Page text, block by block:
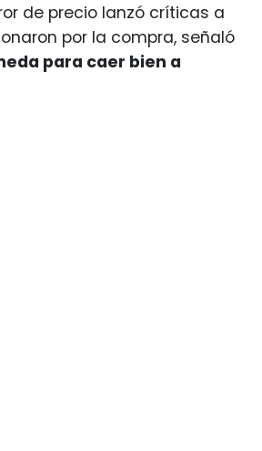
de precio lanzó críticas a
por la compra, señaló
para caer bien a